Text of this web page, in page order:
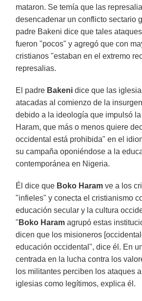
mataron. Se temía que las
desencadenar un conflicto sectario
padre Bakeni dice que tales
fueron "pocos" y agregó que con
cristianos "estaban en el extremo
represalias.
El padre Bakeni dice que las
atacadas al comienzo de la
debido a la ideología que impulsó
Haram, que más o menos quiere
occidental está prohibida" en el
su campaña oponiéndose a la
contemporánea en Nigeria.
Él dice que Boko Haram ve a los
"infieles" y conecta el cristianismo
educación secular y la cultura
" Boko Haram agrupó estas
dicen que los misioneros
educación occidental", dice él. En
centrada en la lucha contra los
los militantes perciben los ataques
iglesias como legítimos, explica él.